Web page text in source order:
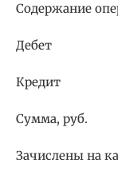
Содержание
Дебет
Кредит
Сумма, руб.
Зачислены на